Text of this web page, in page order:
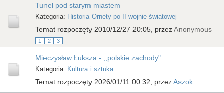
Tunel pod starym miastem
Kategoria: Historia Ornety po II wojnie światowej
Temat rozpoczęty 2010/12/27 20:05, przezAnonymous
1 2 3
Mieczysław Łuksza - ,,polskie zachody"
Kategoria: Kultura i sztuka
Temat rozpoczęty 2026/01/11 00:32, przezAszok